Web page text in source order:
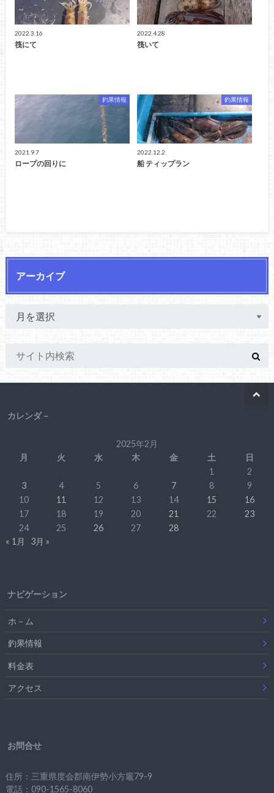
2022.3.16
筏にて
2022.4.28
筏いて
釣果情報
2021.9.7
ロープの回りに
釣果情報
2022.12.2
船 ティップラン
アーカイブ
カレンダ－
2025年2月
月
火 水 木 金 土
日
1
2
3
4 5 6 7 8
9
10
11 12 13 14 15
16
17
18 19 20 21 22
23
24
25 26 27
28
« 1月
3月 »
ナビゲーション
ホ－ム
釣果情報
料金表
アクセス
お問合せ
住所：三重県度会郡南伊勢小方竈79-9
電話：090-1565-8060